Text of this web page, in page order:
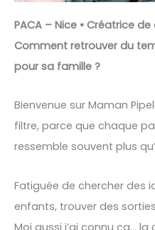
PACA – Nice • Créatrice
Comment retrouver du
pour sa famille ?
Bienvenue sur Maman
filtre, parce que chaque
ressemble souvent plus
Fatiguée de chercher des
enfants, trouver des
Moi aussi j’ai connu ça…